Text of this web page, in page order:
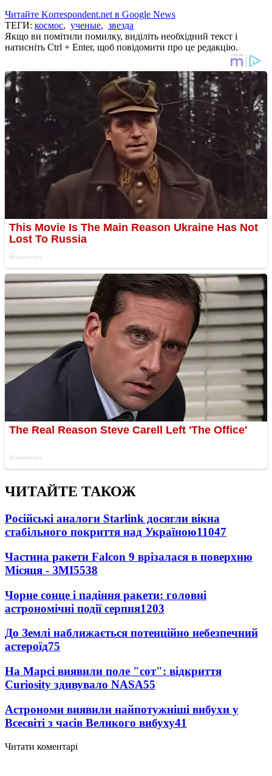
Читайте Korrespondent.net в Google News
ТЕГИ: космос, ученые, звезда
Якщо ви помітили помилку, виділіть необхідний текст і
натисніть Ctrl + Enter, щоб повідомити про це редакцію.
ЧИТАЙТЕ ТАКОЖ
Російські аналоги Starlink досягли вікна
стабільного покриття над Україною11047
Частина ракети Falcon 9 врізалася в поверхню
Місяця - ЗМІ5538
Чорне сонце і падіння ракети: головні
астрономічні події серпня1203
До Землі наближається потенційно небезпечний
астероїд75
На Марсі виявили поле "сот": відкриття
Curiosity здивувало NASA55
Астрономи виявили найпотужніші вибухи у
Всесвіті з часів Великого вибуху41
Читати коментарі